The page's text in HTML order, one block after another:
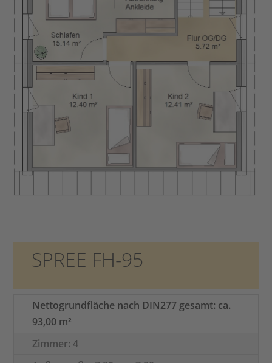
SPREE FH-95
Nettogrundfläche nach DIN277 gesamt: ca.
93,00 m²
Zimmer: 4